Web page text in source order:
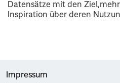
Datensätze mit den
Inspiration über deren
Impressum